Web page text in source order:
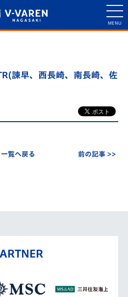
諫早、西長崎、南長崎、佐
一覧へ戻る 前の記事 >>